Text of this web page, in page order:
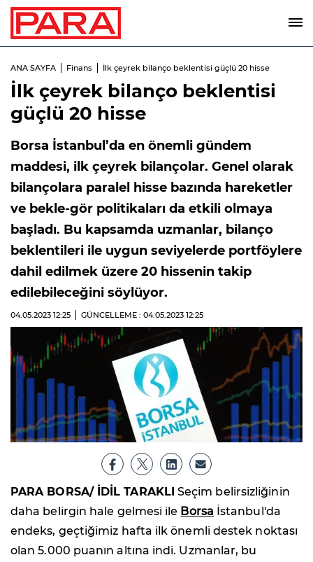
ANA SAYFA Finans İlk çeyrek bilanço beklentisi güçlü 20 hisse
İlk çeyrek bilanço beklentisi
güçlü 20 hisse
Borsa İstanbul’da en önemli gündem
maddesi, ilk çeyrek bilançolar. Genel olarak
bilançolara paralel hisse bazında hareketler
ve bekle-gör politikaları da etkili olmaya
başladı. Bu kapsamda uzmanlar, bilanço
beklentileri ile uygun seviyelerde portföylere
dahil edilmek üzere 20 hissenin takip
edilebileceğini söylüyor.
04.05.2023 12:25 GÜNCELLEME : 04.05.2023 12:25
PARA BORSA/ İDİL TARAKLI Seçim belirsizliğinin
daha belirgin hale gelmesi ile Borsa İstanbul'da
endeks, geçtiğimiz hafta ilk önemli destek noktası
olan 5.000 puanın altına indi. Uzmanlar, bu